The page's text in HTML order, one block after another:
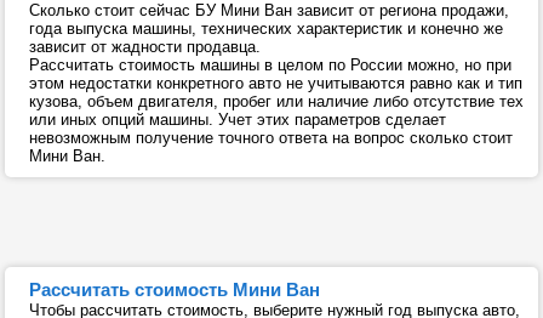
Сколько стоит сейчас БУ Мини Ван зависит от региона продажи,
года выпуска машины, технических характеристик и конечно же
зависит от жадности продавца.
Рассчитать стоимость машины в целом по России можно, но при
этом недостатки конкретного авто не учитываются равно как и тип
кузова, объем двигателя, пробег или наличие либо отсутствие тех
или иных опций машины. Учет этих параметров сделает
невозможным получение точного ответа на вопрос сколько стоит
Мини Ван.
Рассчитать стоимость Мини Ван
Чтобы рассчитать стоимость, выберите нужный год выпуска авто,